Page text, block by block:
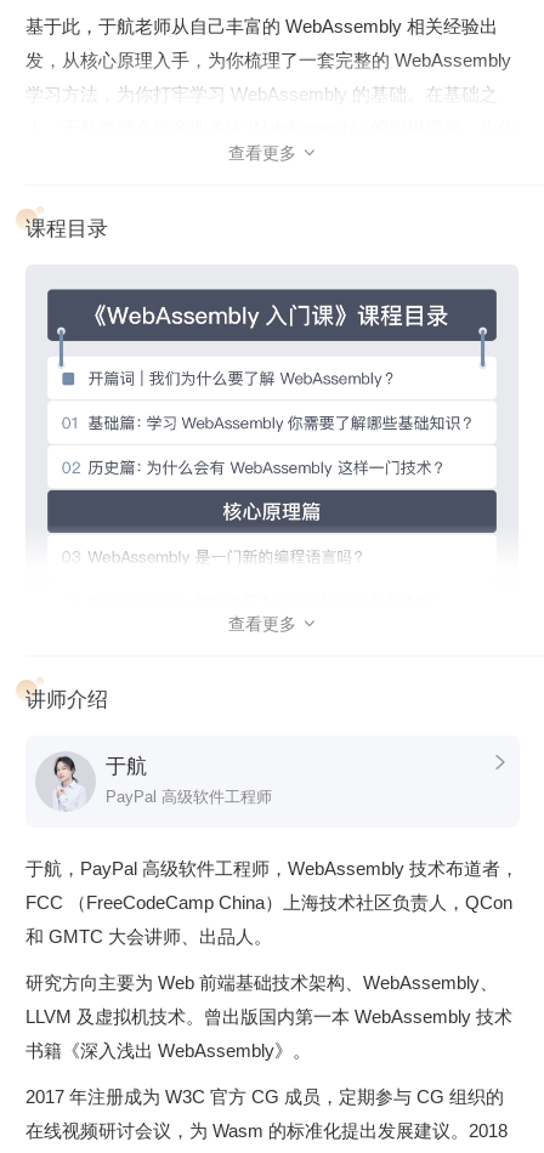
基于此，于航老师从自己丰富的 WebAssembly 相关经验出
发，从核心原理入手，为你梳理了一套完整的 WebAssembly
学习方法，为你打牢学习 WebAssembly 的基础。在基础之
剖析 WebAssembly 现有应用背后逻辑，从而带你更好地理解
WebAssembly 多媒体应用落地，让你在搭建 WebAssembly
实战中全方位提升自己的学习与实践能力。
课程模块设计
将从“ WebAssembly 是什么” 这个问题出发，以最基本
的 Stack Machine 开始介绍，到最后的 WASI ，逐渐带你从外
很多人提及的问题 — “是否能够使用 WebAssembly 技术来优
化 Web 前端框架？”为你夯实 WebAssembly 基础，建立整体
认知框架。
应用篇将从 WebAssembly 所“支持”的编程语言讲起，分析投
入到生产环境中使用的 WebAssembly 案例，以及
查看更多 
课程目录
查看更多 
讲师介绍
于航
PayPal 高级软件工程师

于航，PayPal 高级软件工程师，WebAssembly 技术布道者，
FCC （FreeCodeCamp China）上海技术社区负责人，QCon
和 GMTC 大会讲师、出品人。
研究方向主要为 Web 前端基础技术架构、WebAssembly、
LLVM 及虚拟机技术。曾出版国内第一本 WebAssembly 技术
书籍《深入浅出 WebAssembly》。
2017 年注册成为 W3C 官方 CG 成员，定期参与 CG 组织的
在线视频研讨会议，为 Wasm 的标准化提出发展建议。2018